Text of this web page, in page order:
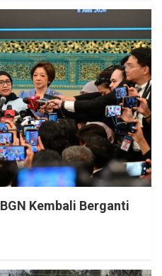
Kembali Berganti